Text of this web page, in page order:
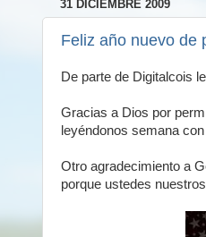
31 DICIEMBRE 2009
Feliz año nuevo de
De parte de Digitalcois
Gracias a Dios por
leyéndonos semana
Otro agradecimiento a
porque ustedes